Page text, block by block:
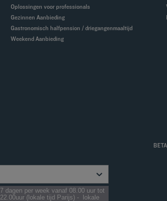
Oplossingen voor professionals
Gezinnen Aanbieding
Gastronomisch halfpension / driegangenmaaltijd
Weekend Aanbieding
7 dagen per week vanaf 08.00 uur tot
22.00uur (lokale tijd Parijs) - lokale